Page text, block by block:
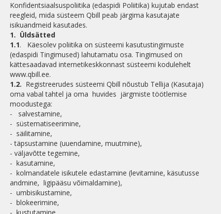
Konfidentsiaalsuspoliitika (edaspidi Poliitika) kujutab endast
reegleid, mida süsteem Qbill peab järgima kasutajate
isikuandmeid kasutades.
1. Üldsätted
1.1. Käesolev poliitika on süsteemi kasutustingimuste
(edaspidi Tingimused) lahutamatu osa. Tingimused on
kättesaadavad internetikeskkonnast süsteemi kodulehelt
www.qbill.ee.
1.2. Registreerudes süsteemi Qbill nõustub Tellija (Kasutaja)
oma vabal tahtel ja oma huvides järgmiste töötlemise
moodustega:
- salvestamine,
- süstematiseerimine,
- säilitamine,
- täpsustamine (uuendamine, muutmine),
- väljavõtte tegemine,
- kasutamine,
- kolmandatele isikutele edastamine (levitamine, käsutusse
andmine, ligipääsu võimaldamine),
- umbisikustamine,
- blokeerimine,